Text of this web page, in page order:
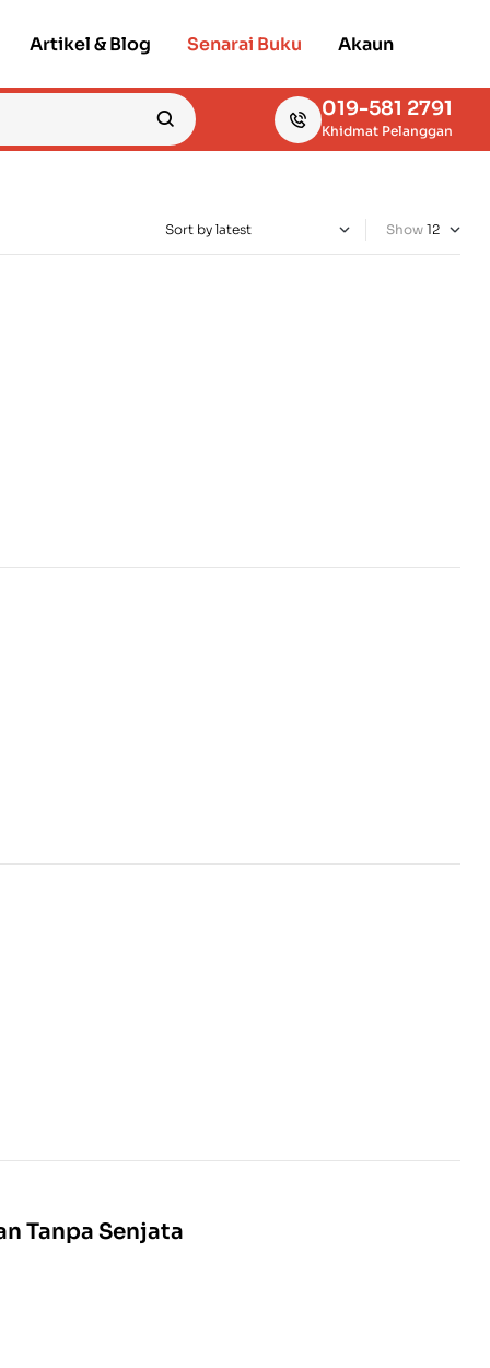
Artikel & Blog Senarai Buku Akaun
019-581 2791
Khidmat Pelanggan
Show
Tanpa Senjata